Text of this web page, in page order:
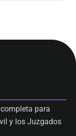
para
y los Juzgados